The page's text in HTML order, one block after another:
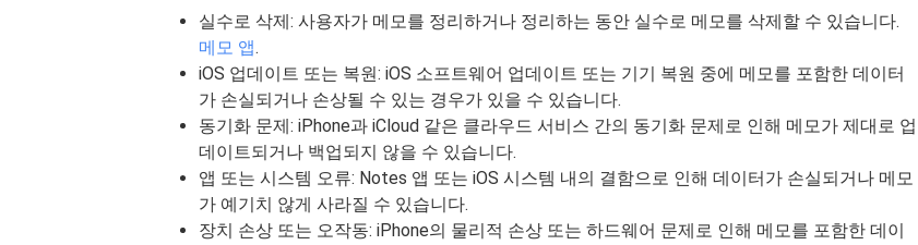
실수로 삭제: 사용자가 메모를 정리하거나 정리하는 동안 실수로 메모를 삭제할 수 있습니다.
메모 앱.
iOS 업데이트 또는 복원: iOS 소프트웨어 업데이트 또는 기기 복원 중에 메모를 포함한 데이터
가 손실되거나 손상될 수 있는 경우가 있을 수 있습니다.
동기화 문제: iPhone과 iCloud 같은 클라우드 서비스 간의 동기화 문제로 인해 메모가 제대로 업
데이트되거나 백업되지 않을 수 있습니다.
앱 또는 시스템 오류: Notes 앱 또는 iOS 시스템 내의 결함으로 인해 데이터가 손실되거나 메모
가 예기치 않게 사라질 수 있습니다.
장치 손상 또는 오작동: iPhone의 물리적 손상 또는 하드웨어 문제로 인해 메모를 포함한 데이